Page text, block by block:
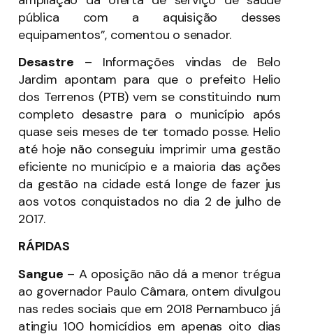
pública com a aquisição desses
equipamentos”, comentou o senador.
Desastre – Informações vindas de Belo
Jardim apontam para que o prefeito Helio
dos Terrenos (PTB) vem se constituindo num
completo desastre para o município após
quase seis meses de ter tomado posse. Helio
até hoje não conseguiu imprimir uma gestão
eficiente no município e a maioria das ações
da gestão na cidade está longe de fazer jus
aos votos conquistados no dia 2 de julho de
2017.
RÁPIDAS
Sangue – A oposição não dá a menor trégua
ao governador Paulo Câmara, ontem divulgou
nas redes sociais que em 2018 Pernambuco já
atingiu 100 homicídios em apenas oito dias